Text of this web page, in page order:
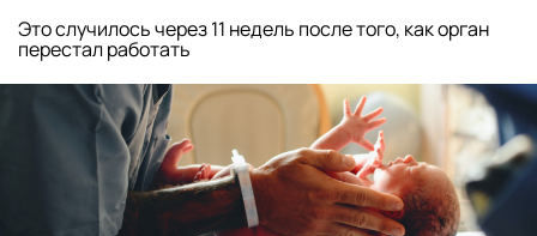
Это случилось через 11 недель после того, как орган
перестал работать